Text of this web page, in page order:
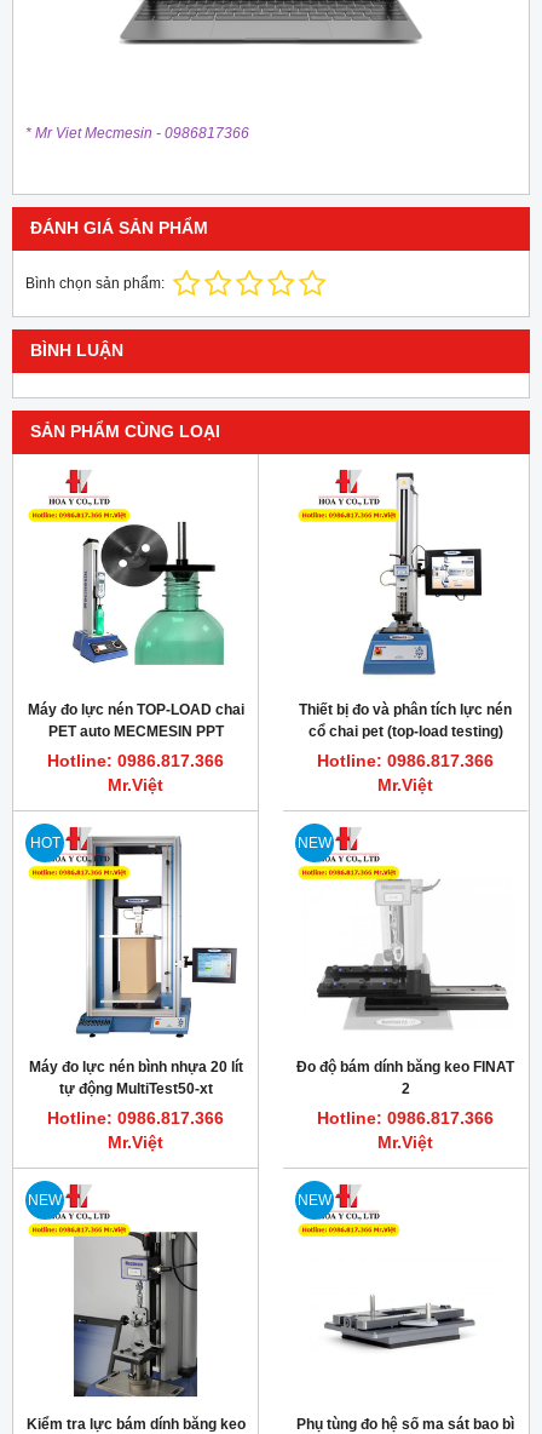
* Mr Viet Mecmesin - 0986817366
ĐÁNH GIÁ SẢN PHẨM
Bình chọn sản phẩm:
BÌNH LUẬN
SẢN PHẨM CÙNG LOẠI
Máy đo lực nén TOP-LOAD chai
PET auto MECMESIN PPT
Hotline: 0986.817.366
Mr.Việt
Thiết bị đo và phân tích lực nén
cổ chai pet (top-load testing)
MultiTest2.5-XT
Hotline: 0986.817.366
Mr.Việt
HOT
Máy đo lực nén bình nhựa 20 lít
tự động MultiTest50-xt
Hotline: 0986.817.366
Mr.Việt
NEW
Đo độ bám dính băng keo FINAT
2
Hotline: 0986.817.366
Mr.Việt
NEW
Kiểm tra lực bám dính băng keo
NEW
Phụ tùng đo hệ số ma sát bao bì